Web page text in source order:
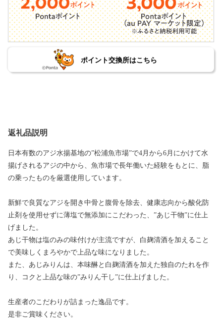
ポイント交換所はこちら
返礼品説明
日本有数のアジ水揚基地の”松浦魚市場”で4月から6月にかけて水
揚げされるアジの中から、魚市場で長年働いた経験をもとに、脂
の乗ったものを厳選使用しています。
新鮮で良質なアジを開き中骨と腹骨を除去、健康志向から酸化防
止剤を使用せずに薄塩で無添加にこだわった、”あじ干物”に仕上
げました。
あじ干物は塩のみの味付けが主流ですが、白麹清酒を加えること
で美味しくまろやかで上品な味になりました。
また、あじみりんは、本味醂と白麹清酒を加えた独自のたれを作
り、コクと上品な味の”みりん干し”に仕上げました。
生産者のこだわりが詰まった逸品です。
是非ご賞味ください。